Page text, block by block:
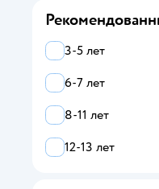
BABY BORN
Baby Toys
BabyGo
Babyton
Baibian
3-5 лет
6-7 лет
8-11 лет
12-13 лет